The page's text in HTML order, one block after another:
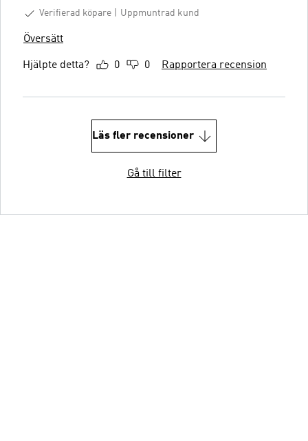
Verifierad köpare
Uppmuntrad kund
Översätt
Hjälpte detta? 0 0 Rapportera recension
Läs fler recensioner
Gå till filter